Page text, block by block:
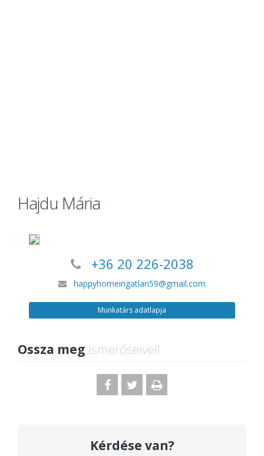
Hajdu Mária
+36 20 226-2038
happyhomeingatlan59@gmail.com
Munkatárs adatlapja
Ossza meg ismerőseivel!
Kérdése van?